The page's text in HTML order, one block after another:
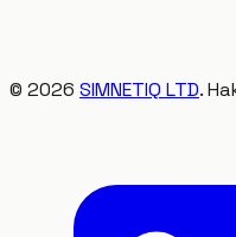
© 2026 SIMNETIQ LTD.